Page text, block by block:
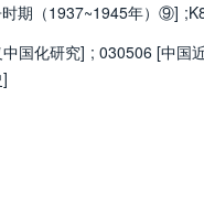
期（1937~1945年）⑨] ;
国化研究] ; 030506 [中国